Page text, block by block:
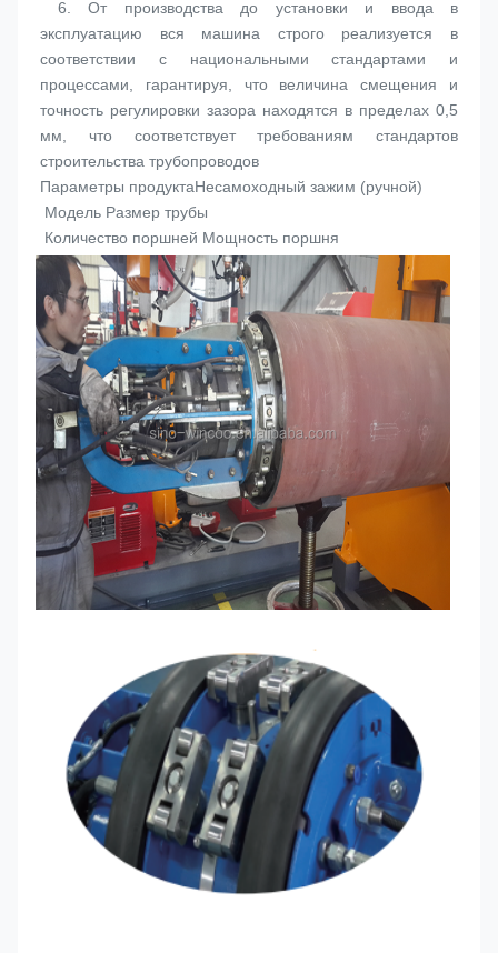
6. От производства до установки и ввода в
эксплуатацию вся машина строго реализуется в
соответствии с национальными стандартами и
процессами, гарантируя, что величина смещения и
точность регулировки зазора находятся в пределах 0,5
мм, что соответствует требованиям стандартов
строительства трубопроводов
Параметры продуктаНесамоходный зажим (ручной)
Модель Размер трубы
Количество поршней Мощность поршня